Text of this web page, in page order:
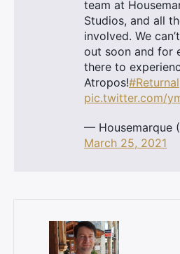
team at
Studios, and all
involved. We
out soon and for
there to
Atropos!#Returnal
pic.twitter.com/
— Housemarque
March 25, 2021